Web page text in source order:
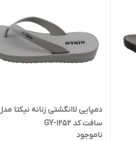
سافت کد 1252-GY
ناموجود